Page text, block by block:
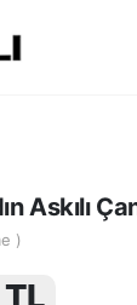
Askılı
)